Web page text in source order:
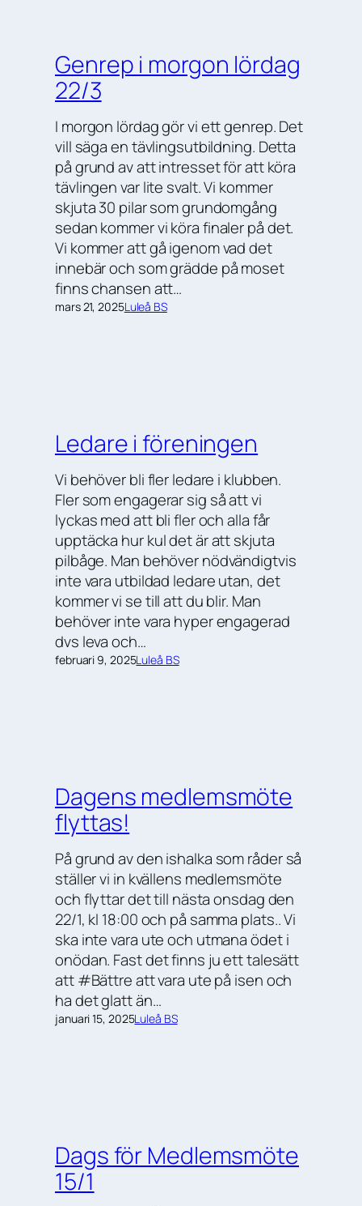
Genrep i morgon lördag
22/3
I morgon lördag gör vi ett genrep. Det
vill säga en tävlingsutbildning. Detta
på grund av att intresset för att köra
tävlingen var lite svalt. Vi kommer
skjuta 30 pilar som grundomgång
sedan kommer vi köra finaler på det.
Vi kommer att gå igenom vad det
innebär och som grädde på moset
finns chansen att…
mars 21, 2025Luleå BS
Ledare i föreningen
Vi behöver bli fler ledare i klubben.
Fler som engagerar sig så att vi
lyckas med att bli fler och alla får
upptäcka hur kul det är att skjuta
pilbåge. Man behöver nödvändigtvis
inte vara utbildad ledare utan, det
kommer vi se till att du blir. Man
behöver inte vara hyper engagerad
dvs leva och…
februari 9, 2025Luleå BS
Dagens medlemsmöte
flyttas!
På grund av den ishalka som råder så
ställer vi in kvällens medlemsmöte
och flyttar det till nästa onsdag den
22/1, kl 18:00 och på samma plats.. Vi
ska inte vara ute och utmana ödet i
onödan. Fast det finns ju ett talesätt
att #Bättre att vara ute på isen och
ha det glatt än…
januari 15, 2025Luleå BS
Dags för Medlemsmöte
15/1